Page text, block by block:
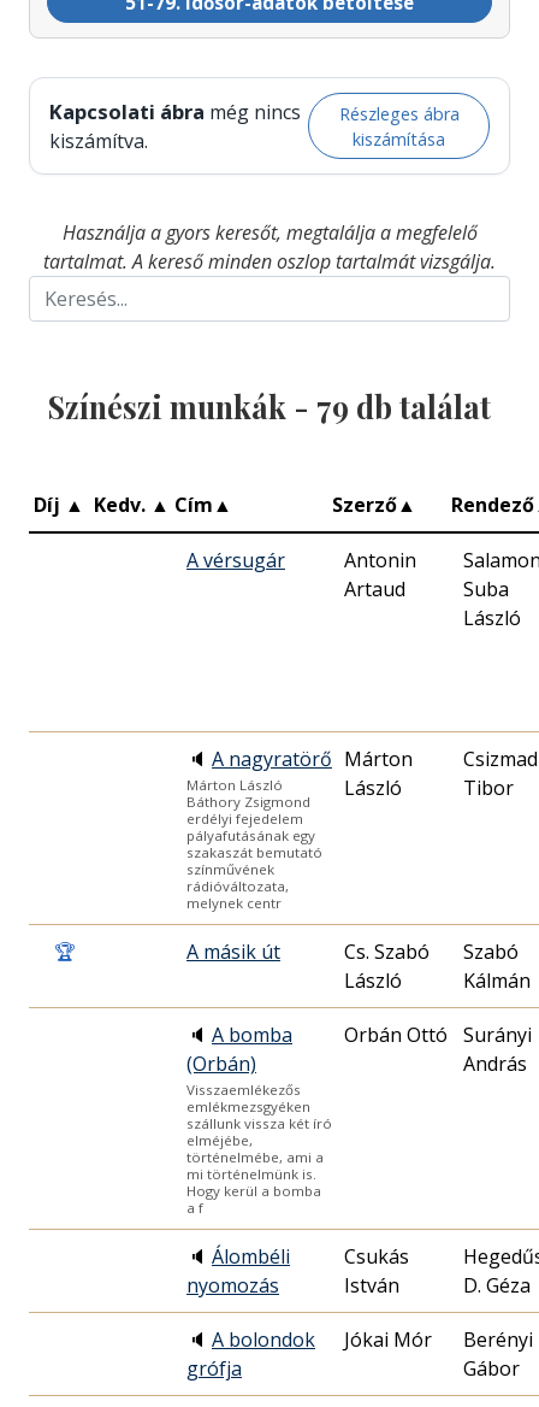
Kapcsolati ábra még nincs
kiszámítva.
Részleges ábra
kiszámítása
Használja a gyors keresőt, megtalálja a megfelelő
tartalmat. A kereső minden oszlop tartalmát vizsgálja.
Színészi munkák - 79 db találat
Díj ▲ Kedv. ▲ Cím▲ Szerző▲ Rendező
A vérsugár
Antonin
Artaud
Suba
László
🔈 A nagyratörő
Márton László
Báthory Zsigmond
erdélyi fejedelem
pályafutásának egy
szakaszát bemutató
színművének
rádióváltozata,
melynek centr
Márton
László
Tibor
🏆 A másik út
Cs. Szabó
László
Szabó
Kálmán
🔈 A bomba
(Orbán)
Visszaemlékezős
emlékmezsgyéken
szállunk vissza két író
elméjébe,
történelmébe, ami a
mi történelmünk is.
Hogy kerül a bomba
a f
Orbán Ottó
Surányi
András
🔈 Álombéli
nyomozás
Csukás
István
D. Géza
🔈 A bolondok
grófja
Jókai Mór
Berényi
Gábor